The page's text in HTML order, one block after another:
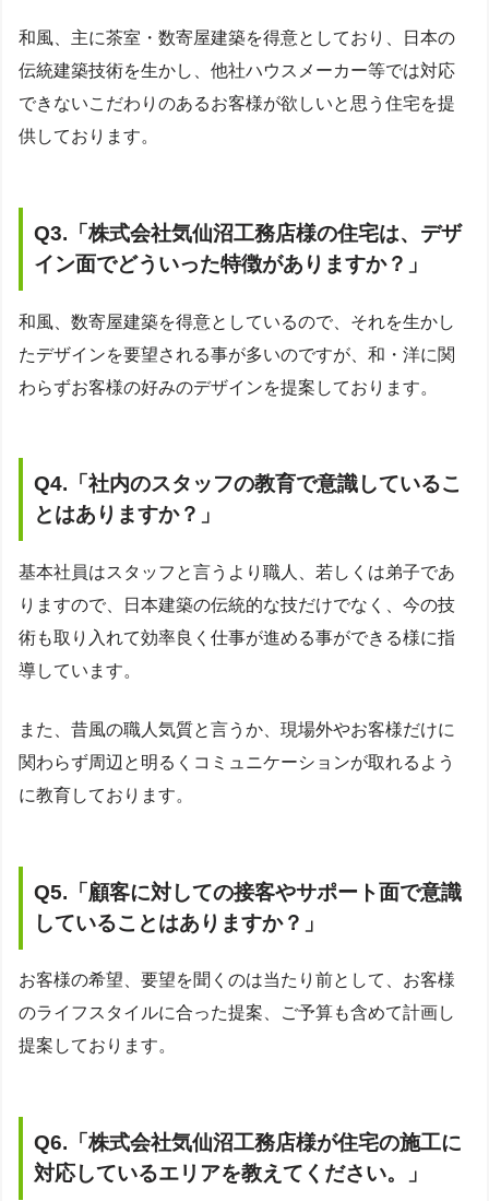
和風、主に茶室・数寄屋建築を得意としており、日本の
伝統建築技術を生かし、他社ハウスメーカー等では対応
できないこだわりのあるお客様が欲しいと思う住宅を提
供しております。
Q3. 「株式会社気仙沼工務店様の住宅は、デザ
イン面でどういった特徴がありますか？ 」
和風、数寄屋建築を得意としているので、それを生かし
たデザインを要望される事が多いのですが、和・洋に関
わらずお客様の好みのデザインを提案しております。
Q4. 「 社内のスタッフの教育で意識しているこ
とはありますか？ 」
基本社員はスタッフと言うより職人、若しくは弟子であ
りますので、日本建築の伝統的な技だけでなく、今の技
術も取り入れて効率良く仕事が進める事ができる様に指
導しています。
また、昔風の職人気質と言うか、現場外やお客様だけに
関わらず周辺と明るくコミュニケーションが取れるよう
に教育しております。
Q5. 「顧客に対しての接客やサポート面で意識
していることはありますか？ 」
お客様の希望、要望を聞くのは当たり前として、お客様
のライフスタイルに合った提案、ご予算も含めて計画し
提案しております。
Q6. 「株式会社気仙沼工務店様が住宅の施工に
対応しているエリアを教えてください。
」